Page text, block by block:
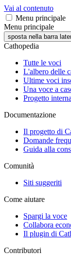
Vai al contenuto
Menu principale
Menu principale
sposta nella barra
Cathopedia
Tutte le voci
L'albero delle
Ultime voci
Una voce a
Progetto
Documentazione
Il progetto di
Domande
Guida alla
Comunità
Siti suggeriti
Come aiutare
Spargi la voce
Collabora
Il plugin di
Contributori